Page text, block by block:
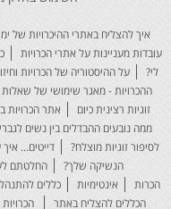
איך להצליח באתרי ההיכרויות של
עובדות מעניינות על אתרי הכרויות
לי?
על ההיסטוריה של הכרויות
ההכרויות - מאגר שימושי של שאלות
זוגיות רצינית כיום
אתר הכרויות
ממה נובעים ההבדלים בין נשים
לסיפור זוגיות מוצלח?
דייטים...
הנשיקה שלך?
החלטתם
הכרות
אינטימיות כללים
הכללים להצליח באתר